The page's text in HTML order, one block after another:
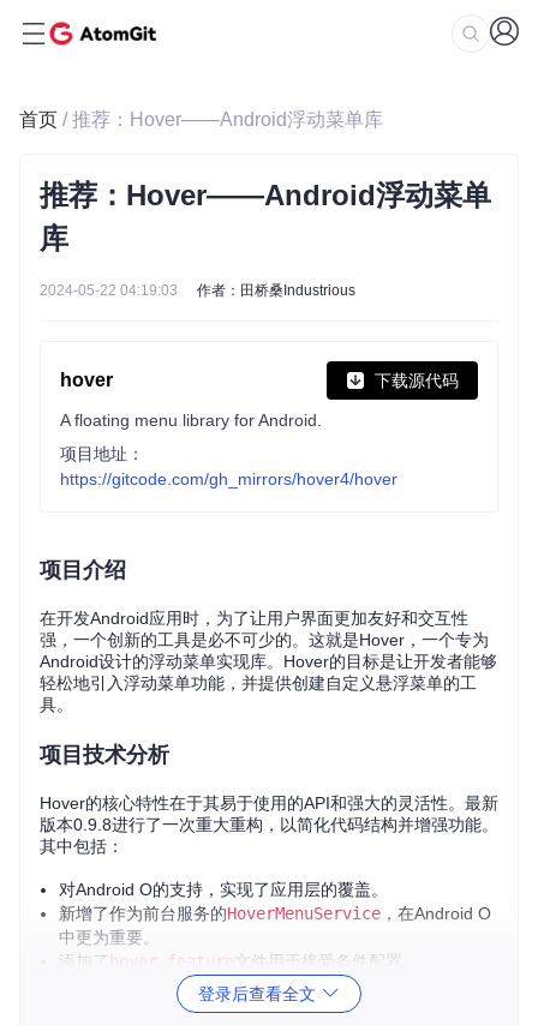
首页 / 推荐：Hover——Android浮动菜单库
推荐：Hover——Android浮动菜单
库
2024-05-22 04:19:03 作者：田桥桑Industrious
hover 下载源代码
A floating menu library for Android.
项目地址：
https://gitcode.com/gh_mirrors/hover4/hover
项目介绍
在开发Android应用时，为了让用户界面更加友好和交互性
强，一个创新的工具是必不可少的。这就是Hover，一个专为
Android设计的浮动菜单实现库。Hover的目标是让开发者能够
轻松地引入浮动菜单功能，并提供创建自定义悬浮菜单的工
具。
项目技术分析
Hover的核心特性在于其易于使用的API和强大的灵活性。最新
版本0.9.8进行了一次重大重构，以简化代码结构并增强功能。
其中包括：
对Android O的支持，实现了应用层的覆盖。
新增了作为前台服务的HoverMenuService ，在Android O
中更为重要。
添加了 hover.feature 文件用于接受条件配置。
引入Checkstyle支持，提高了代码质量。
HoverMenus。
登录后查看全文